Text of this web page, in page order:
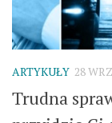
ARTYKUŁY 28
Trudna